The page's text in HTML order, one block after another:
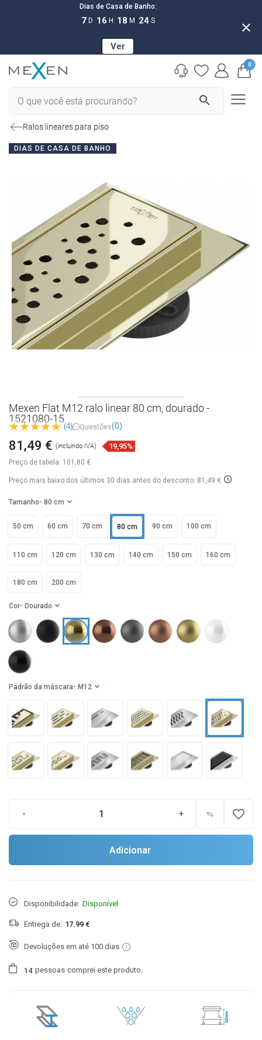
Dias de Casa de Banho:
7 D 16 H 18 M 23 S
Ver
close
search
0
Ralos lineares para piso
DIAS DE CASA DE BANHO
Mexen Flat M12 ralo linear 80 cm, dourado -
1521080-15
(4) Questões(0)
Preço de tabela: 101,80 €
81,49 € (incluindo IVA) 19,95%
Preço mais baixo dos últimos 30 dias antes do desconto: 81,49 €
Tamanho - 80 cm
50 cm 60 cm 70 cm 80 cm 90 cm 100 cm
110 cm 120 cm 130 cm 140 cm 150 cm 160 cm
180 cm 200 cm
Cor - Dourado
Padrão da máscara - M12
- + favorite_border
Adicionar
Disponibilidade: Disponível
Entrega de: 17.99 €
Devoluções em até 100 dias
1 4 pessoas comprei este produto.